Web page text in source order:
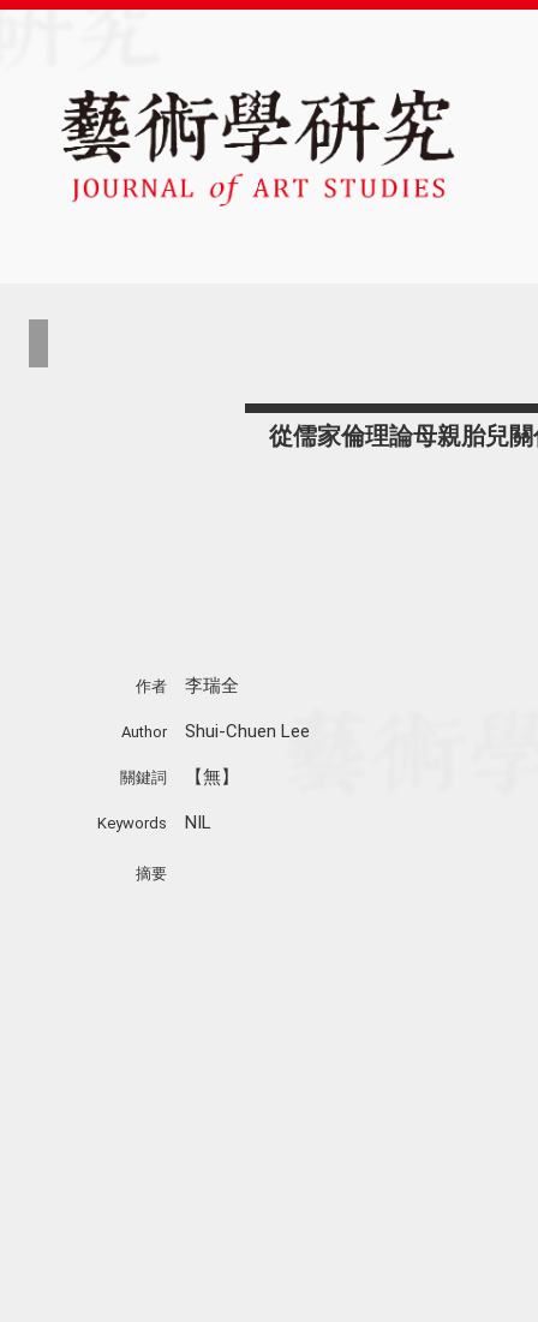
從儒家倫理論母親胎兒關
作者 李瑞全
Author Shui-Chuen Lee
關鍵詞 【無】
Keywords NIL
摘要